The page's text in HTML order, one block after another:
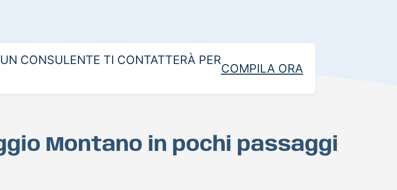
UN CONSULENTE TI CONTATTERÀ PER
COMPILA ORA
Montano in pochi passaggi